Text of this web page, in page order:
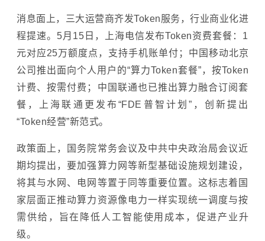
消息面上，三大运营商齐发Token服务，行业商业化进
程提速。5月15日，上海电信发布Token资费套餐：1
元对应25万额度点，支持手机账单付；中国移动北京
公司推出面向个人用户的“算力Token套餐”，按Token
计费、按需付费；中国联通也已推出算力融合订阅套
餐，上海联通更发布“FDE普智计划”，创新提出
“Token经营”新范式。
政策面上，国务院常务会议及中共中央政治局会议近
期均提出，要加强算力网等新型基础设施规划建设，
将其与水网、电网等置于同等重要位置。这标志着国
家层面正推动算力资源像电力一样实现统一调度与按
需供给，旨在降低 人工智能使用成本，促进产业升
级。